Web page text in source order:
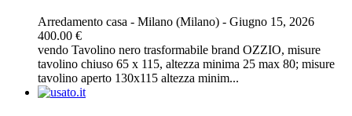
Arredamento casa - Milano (Milano) - Giugno 15, 2026
400.00 €
vendo Tavolino nero trasformabile brand OZZIO, misure
tavolino chiuso 65 x 115, altezza minima 25 max 80; misure
tavolino aperto 130x115 altezza minim...